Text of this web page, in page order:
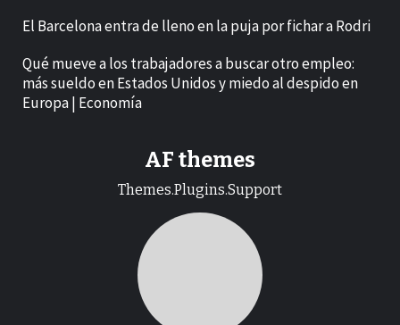
El Barcelona entra de lleno en la puja por fichar a Rodri
Qué mueve a los trabajadores a buscar otro empleo:
más sueldo en Estados Unidos y miedo al despido en
Europa | Economía
AF themes
Themes.Plugins.Support